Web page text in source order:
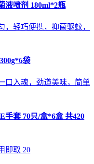
液喷剂 180ml*2瓶
轻巧便携，抑菌驱蚊，
袋
口入魂，劲道美味，简单
手套 70只/盒*6盒 共420
即取 20